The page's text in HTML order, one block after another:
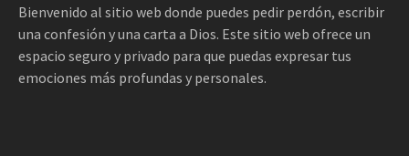
Bienvenido al sitio web donde puedes pedir perdón, escribir
una confesión y una carta a Dios. Este sitio web ofrece un
espacio seguro y privado para que puedas expresar tus
emociones más profundas y personales.